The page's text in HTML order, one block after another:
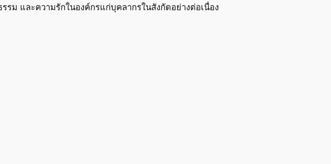
ม และความรักในองค์กรแก่บุคลากรในสังกัดอย่างต่อเนื่อง